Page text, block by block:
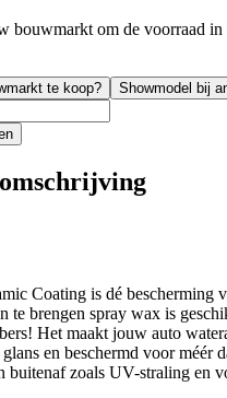
bouwmarkt om de voorraad
te koop? Showmodel bij
Coating is dé bescherming
te brengen spray wax is
Het maakt jouw auto
en beschermd voor méér
buitenaf zoals UV-straling en